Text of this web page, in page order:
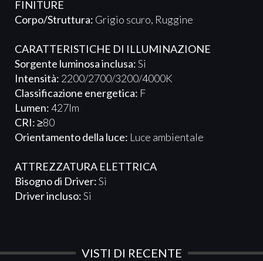
FINITURE
Corpo/Struttura: Grigio scuro, Ruggine
CARATTERISTICHE DI ILLUMINAZIONE
Sorgente luminosa inclusa:Si
Intensità: 2200/2700/3200/4000K
Classificazione energetica: F
Lumen:427lm
CRI:≥80
Orientamento della luce: Luce ambientale
ATTREZZATURA ELETTRICA​​​
Bisogno di Driver:Si
Driver incluso:Si
VISTI DI RECENTE